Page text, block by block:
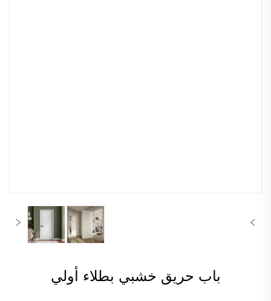
باب حريق خشبي بطلاء أولي